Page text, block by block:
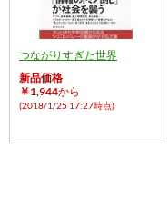
つながりすぎた世界
新品価格
￥1,944から
(2018/1/25 17:27時点)